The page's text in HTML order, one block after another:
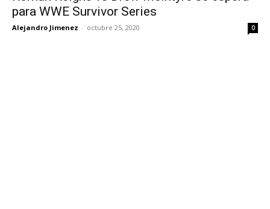
para WWE Survivor Series
Alejandro Jimenez - octubre 25, 2020 0